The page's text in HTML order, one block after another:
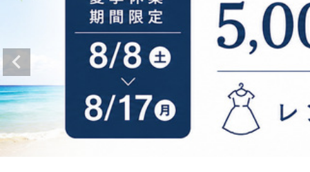
レンタル
女の子ドレス 男の子スーツ
シューズ 小物・アクセ
ショップガイド（総合案内）
レンタル・販売の入口
サイズの選び方
測り方と目安
Angel's Closetについて
創業2003年からの想い